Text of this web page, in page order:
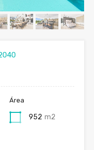
Área
952 m2